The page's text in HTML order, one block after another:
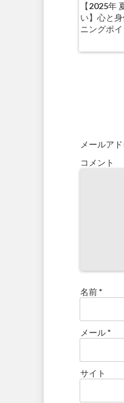
【2025年
い】心と
ニングポイ
メールア
コメント
名前*
メール*
サイト